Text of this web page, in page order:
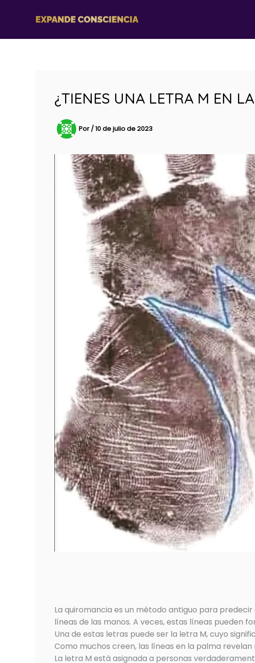
¿TIENES UNA LETRA M EN
Por /10 de julio de 2023
La quiromancia es un método antiguo para
líneas de las manos. A veces, estas líneas pueden
Una de estas letras puede ser la letra M, cuyo
Como muchos creen, las líneas en la palma
La letra M está asignada a personas